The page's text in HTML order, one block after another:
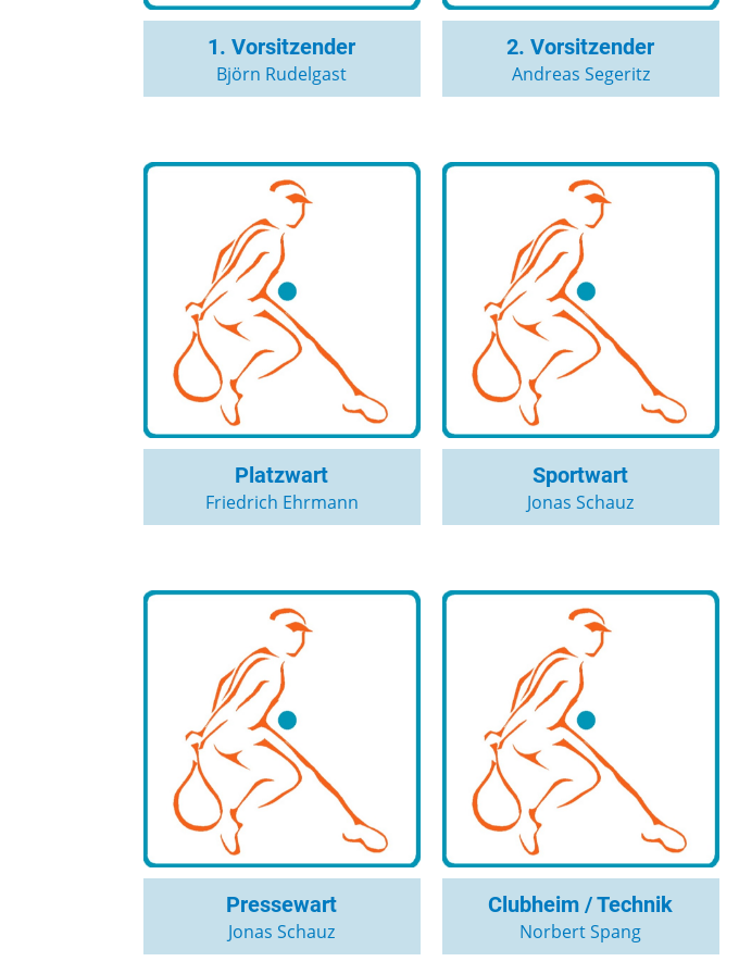
1. Vorsitzender
Björn Rudelgast
2. Vorsitzender
Andreas Segeritz
Platzwart
Friedrich Ehrmann
Sportwart
Jonas Schauz
Pressewart
Jonas Schauz
Clubheim / Technik
Norbert Spang